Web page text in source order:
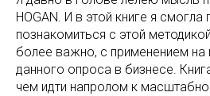
HOGAN. И в этой книге я
познакомиться с этой
более важно, с применением на
данного опроса в бизнесе.
чем идти напролом к